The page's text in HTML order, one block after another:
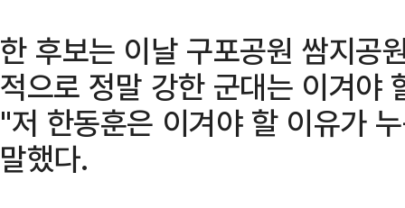
한 후보는 이날 구포공원 쌈지공
적으로 정말 강한 군대는 이겨야
"저 한동훈은 이겨야 할 이유가
말했다.